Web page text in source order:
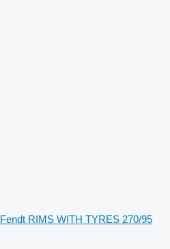
Fendt RIMS WITH TYRES 270/95